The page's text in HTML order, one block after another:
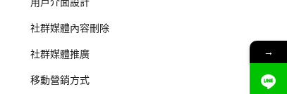
用戶介面設計
社群媒體內容刪除
社群媒體推廣
移動營銷方式
→